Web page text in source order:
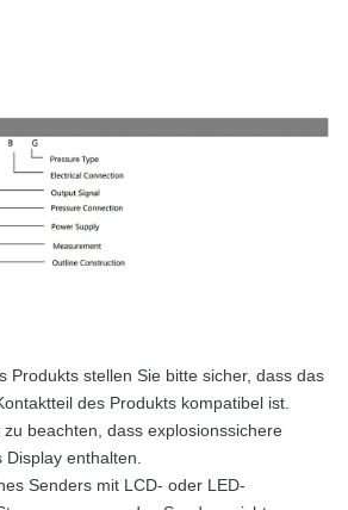
Produkts stellen Sie bitte sicher, dass das
des Produkts kompatibel ist.
beachten, dass explosionssichere
enthalten.
Senders mit LCD- oder LED-